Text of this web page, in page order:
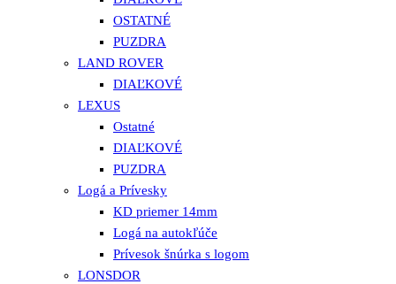
OSTATNÉ
PUZDRA
LAND ROVER
DIAĽKOVÉ
LEXUS
Ostatné
DIAĽKOVÉ
PUZDRA
Logá a Prívesky
KD priemer 14mm
Logá na autokľúče
Prívesok šnúrka s logom
LONSDOR